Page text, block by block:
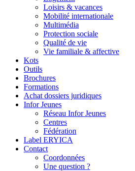
Loisirs & vacances
Mobilité internationale
Multimédia
Protection sociale
Qualité de vie
Vie familiale & affective
Kots
Outils
Brochures
Formations
Achat dossiers juridiques
Infor Jeunes
Réseau Infor Jeunes
Centres
Fédération
Label ERYICA
Contact
Coordonnées
Une question ?